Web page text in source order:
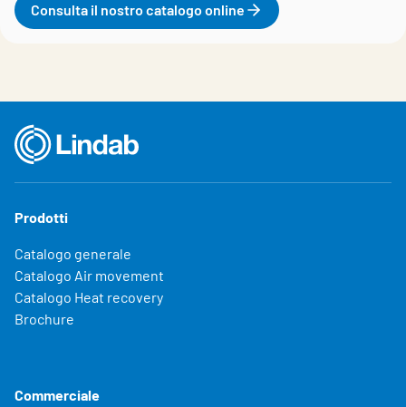
Consulta il nostro catalogo online
Prodotti
Catalogo generale
Catalogo Air movement
Catalogo Heat recovery
Brochure
Commerciale